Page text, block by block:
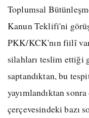
Toplumsal
Kanun Teklifi'ni
PKK/KCK'nın fiilî
silahları teslim ettiği
saptandıktan, bu
yayımlandıktan
çerçevesindeki bazı